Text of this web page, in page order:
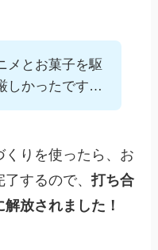
メとお菓子を駆
しかったです…
りを使ったら、お
了するので、打ち合
放されました！